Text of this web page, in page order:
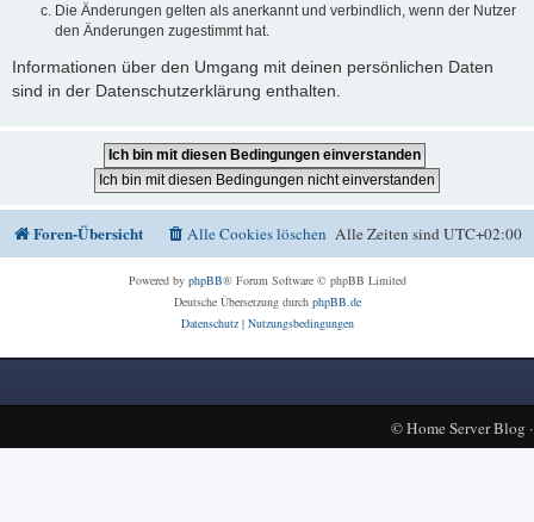
Die Änderungen gelten als anerkannt und verbindlich, wenn der Nutzer
den Änderungen zugestimmt hat.
Informationen über den Umgang mit deinen persönlichen Daten
sind in der Datenschutzerklärung enthalten.
Foren-Übersicht Alle Zeiten sindUTC+02:00
Alle Cookies löschen
Powered by phpBB® Forum Software © phpBB Limited
Deutsche Übersetzung durch phpBB.de
Datenschutz| Nutzungsbedingungen
©Home Server Blog